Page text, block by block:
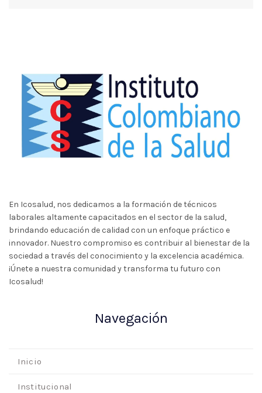
En Icosalud, nos dedicamos a la formación de técnicos
laborales altamente capacitados en el sector de la salud,
brindando educación de calidad con un enfoque práctico e
innovador. Nuestro compromiso es contribuir al bienestar de la
sociedad a través del conocimiento y la excelencia académica.
¡Únete a nuestra comunidad y transforma tu futuro con
Icosalud!
Navegación
Inicio
Institucional